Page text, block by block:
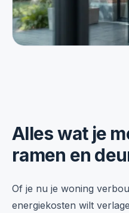
Alles wat je
ramen en
Of je nu je woning
energiekosten wilt